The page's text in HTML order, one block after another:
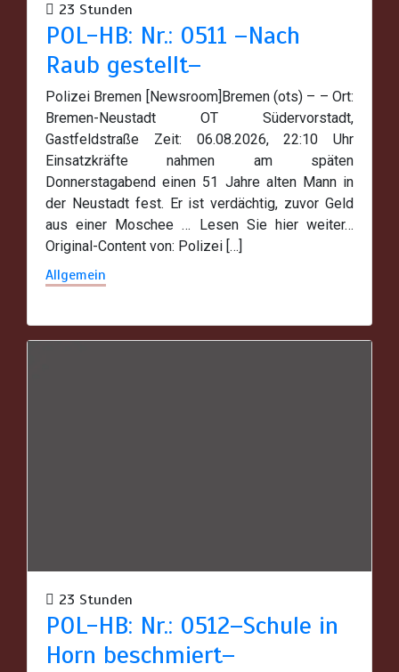
23 Stunden
POL-HB: Nr.: 0511 –Nach
Raub gestellt–
Polizei Bremen [Newsroom]Bremen (ots) – – Ort:
Bremen-Neustadt OT Südervorstadt,
Gastfeldstraße Zeit: 06.08.2026, 22:10 Uhr
Einsatzkräfte nahmen am späten
Donnerstagabend einen 51 Jahre alten Mann in
der Neustadt fest. Er ist verdächtig, zuvor Geld
aus einer Moschee … Lesen Sie hier weiter…
Original-Content von: Polizei […]
Allgemein
23 Stunden
POL-HB: Nr.: 0512–Schule in
Horn beschmiert–